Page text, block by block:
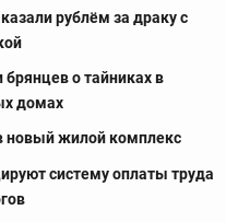
рублём за драку с
о тайниках в
домах
новый жилой комплекс
систему оплаты труда